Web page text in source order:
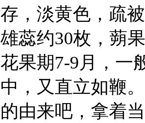
存，淡黄色，疏
雄蕊约30枚，蒴
花果期7-9月，一
中，又直立如鞭
的由来吧，拿着